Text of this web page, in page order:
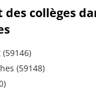
des collèges
(59148)